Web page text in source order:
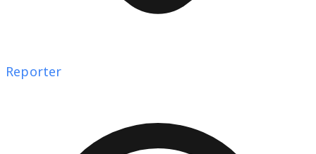
Reporter